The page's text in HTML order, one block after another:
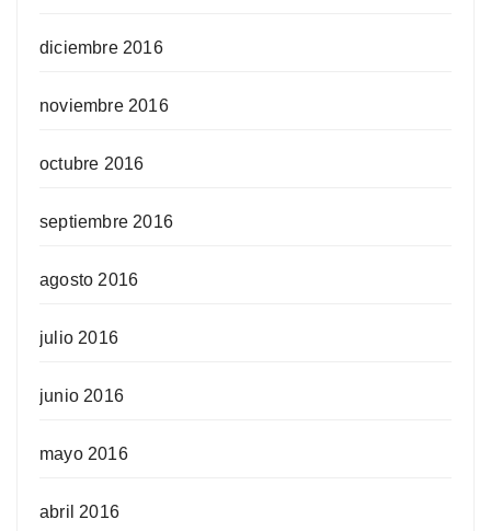
diciembre 2016
noviembre 2016
octubre 2016
septiembre 2016
agosto 2016
julio 2016
junio 2016
mayo 2016
abril 2016